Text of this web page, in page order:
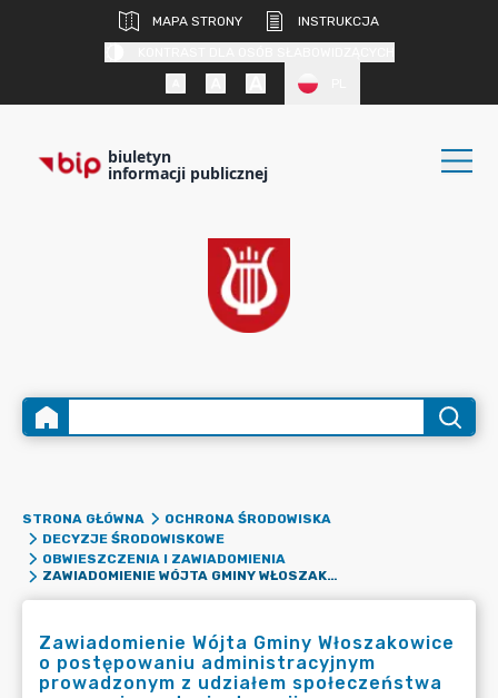
MAPA STRONY
INSTRUKCJA
biuletyn
informacji publicznej
STRONA GŁÓWNA
OCHRONA ŚRODOWISKA
DECYZJE ŚRODOWISKOWE
OBWIESZCZENIA I ZAWIADOMIENIA
ZAWIADOMIENIE WÓJTA GMINY WŁOSZAKOWICE O POSTĘPOWANIU ADMINISTRACYJNYM PROWADZONYM Z UDZIAŁEM SPOŁECZEŃSTWA W SPRAWIE WYDANIA DECYZJI O ŚRODOWISKOWYCH UWARUNKOWANIACH DLA PRZEDSIĘWZIĘCIA PN.: „BUDOWA JEDNEJ LUB KILKU INSTALACJI FOTOWOLTAICZNYCH WRAZ Z TOWARZYSZĄCĄ INFRASTRUKTURĄ, W TYM GPO, SYSTEMEM MAGAZYNOWANIA ENERGII ORAZ INFRASTRUKTURĄ KOMUNIKACYJNĄ, ZLOKALIZOWANYCH W OBRĘBACH GROTNIKI I DŁUŻYNA, GMINA WŁOSZAKOWICE”.
Zawiadomienie Wójta Gminy Włoszakowice
o postępowaniu administracyjnym
prowadzonym z udziałem społeczeństwa